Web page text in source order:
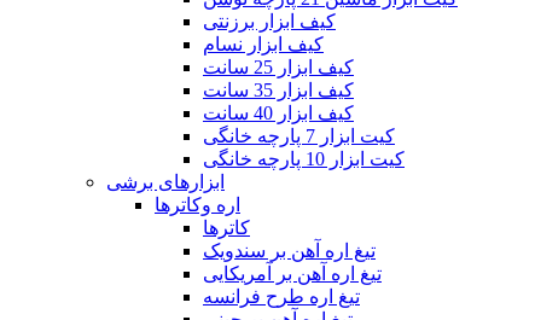
کیف ابزار برزنتی
کیف ابزار نسام
کیف ابزار 25 سانت
کیف ابزار 35 سانت
کیف ابزار 40 سانت
کیت ابزار 7 پارچه خانگی
کیت ابزار 10 پارچه خانگی
ابزارهای برشی
اره وکاترها
کاترها
تیغ اره آهن بر سندویک
تیغ اره آهن بر آمریکایی
تیغ اره طرح فرانسه